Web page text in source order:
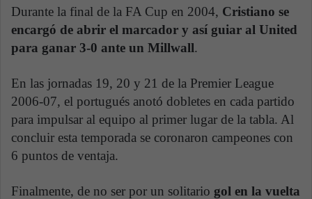
Durante la final de la FA Cup en 2004, Cristiano se
encargó de abrir el marcador y así guiar al United
para ganar 3-0 ante un Millwall.
En las jornadas 19, 20 y 21 de la Premier League
2006-07, el portugués anotó dobletes en cada partido
para impulsar al equipo al primer lugar de la tabla. Al
concluir esta temporada se coronaron campeones con
6 puntos de ventaja.
Finalmente, de no ser por un solitario gol en la vuelta